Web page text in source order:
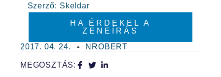
Szerző: Skeldar
HA ÉRDEKEL A
ZENEÍRÁS
2017. 04. 24.
NROBERT
MEGOSZTÁS: